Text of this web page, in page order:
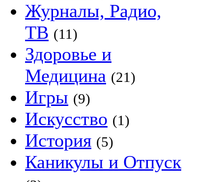
Журналы, Радио,
ТВ (11)
Здоровье и
Медицина (21)
Игры (9)
Искусство (1)
История (5)
Каникулы и Отпуск